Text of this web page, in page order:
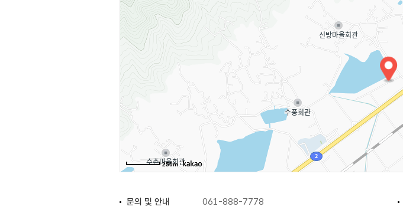
250m
문의 및 안내 061-888-7778